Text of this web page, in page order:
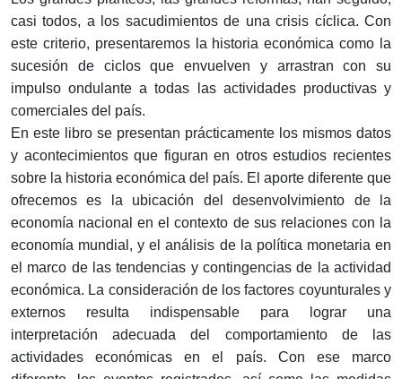
casi todos, a los sacudimientos de una crisis cíclica. Con
este criterio, presentaremos la historia económica como la
sucesión de ciclos que envuelven y arrastran con su
impulso ondulante a todas las actividades productivas y
comerciales del país.
En este libro se presentan prácticamente los mismos datos
y acontecimientos que figuran en otros estudios recientes
sobre la historia económica del país. El aporte diferente que
ofrecemos es la ubicación del desenvolvimiento de la
economía nacional en el contexto de sus relaciones con la
economía mundial, y el análisis de la política monetaria en
el marco de las tendencias y contingencias de la actividad
económica. La consideración de los factores coyunturales y
externos resulta indispensable para lograr una
interpretación adecuada del comportamiento de las
actividades económicas en el país. Con ese marco